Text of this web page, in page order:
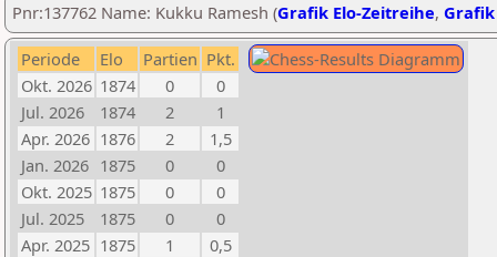
Pnr:137762 Name: Kukku Ramesh (Grafik Elo-Zeitreihe,
Periode Elo Partien Pkt.
Okt. 2026 1874 0
0
Jul. 2026
1874 2
1
Apr. 2026 1876 2
1,5
Jan. 2026 1875 0
0
Okt. 2025 1875 0
0
Jul. 2025
1875 0
0
Apr. 2025 1875 1
0,5